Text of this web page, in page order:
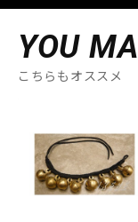
YOU
こちらもオススメ